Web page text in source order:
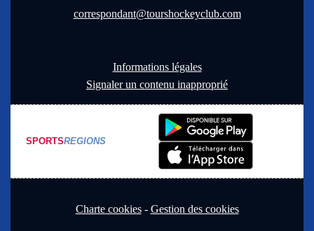
correspondant@tourshockeyclub.com
Informations légales
Signaler un contenu inapproprié
SPORTSREGIONS
Charte cookies Gestion des cookies